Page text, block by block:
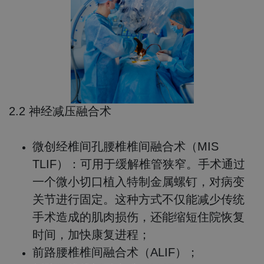
2.2 神经减压融合术
微创经椎间孔腰椎椎间融合术（MIS
TLIF）：可用于缓解椎管狭窄。手术通过
一个微小切口植入特制金属螺钉，对病变
关节进行固定。这种方式不仅能减少传统
手术造成的肌肉损伤，还能缩短住院恢复
时间，加快康复进程；
前路腰椎椎间融合术（ALIF）；